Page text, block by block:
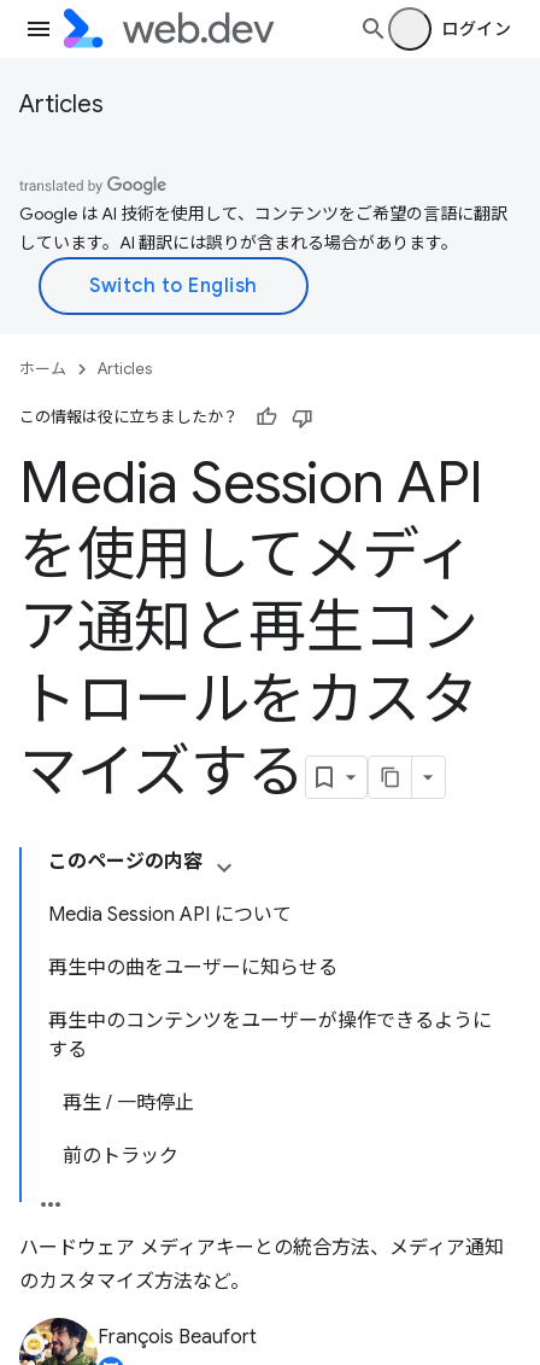
ログイン
Articles
Google は AI 技術を使用して、コンテンツをご希望の言語に翻訳
しています。AI 翻訳には誤りが含まれる場合があります。
ホーム Articles
この情報は役に立ちましたか？
Media Session API
を使用してメディ
ア通知と再生コン
トロールをカスタ
マイズする
このページの内容
Media Session API について
再生中の曲をユーザーに知らせる
再生中のコンテンツをユーザーが操作できるように
する
再生 / 一時停止
前のトラック
ハードウェア メディアキーとの統合方法、メディア通知
のカスタマイズ方法など。
François Beaufort